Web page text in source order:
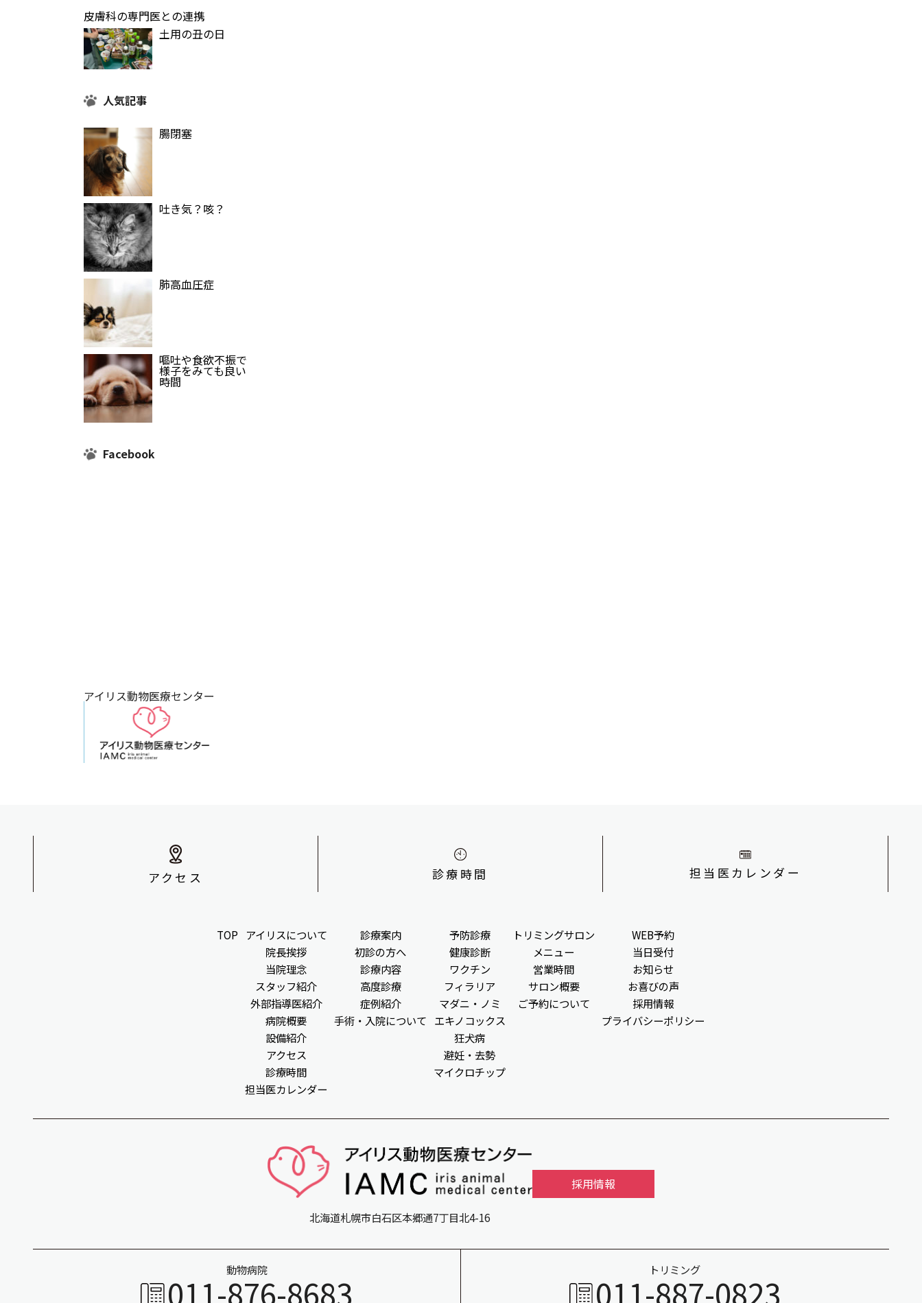
皮膚科の専門医との連携
土用の丑の日
人気記事
腸閉塞
吐き気？咳？
肺高血圧症
嘔吐や食欲不振で
様子をみても良い
時間
Facebook
アイリス動物医療センター
アクセス 診療時間 担当医カレンダー
TOP
アイリスについて
院長挨拶
当院理念
スタッフ紹介
外部指導医紹介
病院概要
設備紹介
アクセス
診療時間
担当医カレンダー
診療案内
初診の方へ
診療内容
高度診療
症例紹介
手術・入院について
予防診療
健康診断
ワクチン
フィラリア
マダニ・ノミ
エキノコックス
狂犬病
避妊・去勢
マイクロチップ
トリミングサロン
メニュー
営業時間
サロン概要
ご予約について
WEB予約
当日受付
お知らせ
お喜びの声
採用情報
プライバシーポリシー
北海道札幌市白石区本郷通7丁目北4-16
採用情報
動物病院
011-876-8683
トリミング
011-887-0823